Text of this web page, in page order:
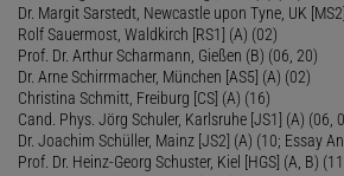
Dr. Margit Sarstedt, Newcastle upon Tyne, UK
Rolf Sauermost, Waldkirch [RS1] (A) (02)
Prof. Dr. Arthur Scharmann, Gießen (B) (06, 20)
Dr. Arne Schirrmacher, München [AS5] (A) (02)
Christina Schmitt, Freiburg [CS] (A) (16)
Cand. Phys. Jörg Schuler, Karlsruhe [JS1] (A) (06,
Dr. Joachim Schüller, Mainz [JS2] (A) (10; Essay
Prof. Dr. Heinz-Georg Schuster, Kiel [HGS] (A, B)